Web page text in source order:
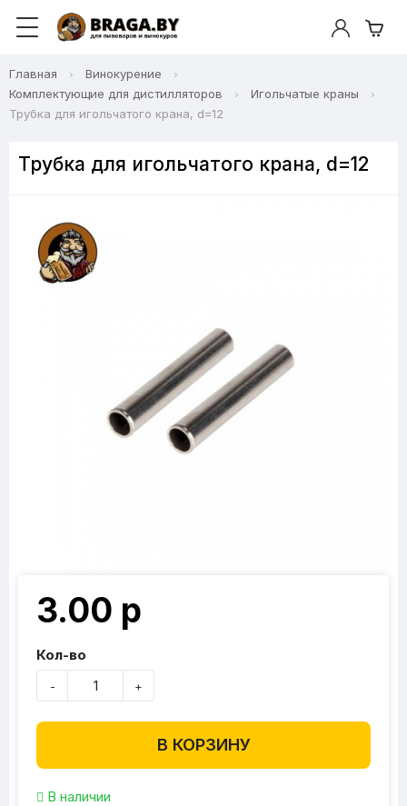
Главная
Винокурение
Комплектующие для дистилляторов
Игольчатые краны
Трубка для игольчатого крана, d=12
Трубка для игольчатого крана, d=12
3.00 р
Кол-во
- +
В КОРЗИНУ
В наличии